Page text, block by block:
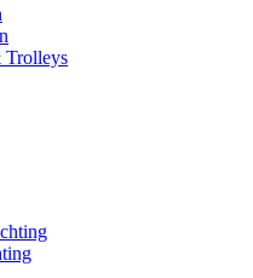
Trolleys